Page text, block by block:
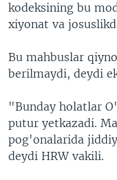
kodeksining bu
xiyonat va
Bu mahbuslar
berilmaydi, deydi
"Bunday holatlar
putur yetkazadi.
pog'onalarida
deydi HRW vakili.